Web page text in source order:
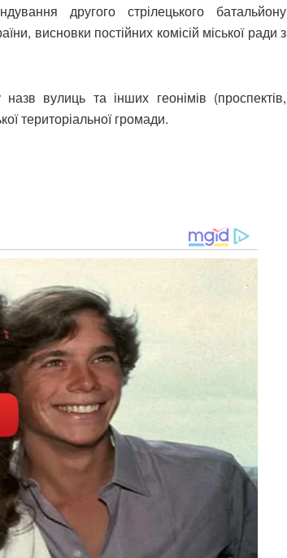
другого стрілецького батальйону
висновки постійних комісій міської ради з
вулиць та інших геонімів (проспектів,
територіальної громади.